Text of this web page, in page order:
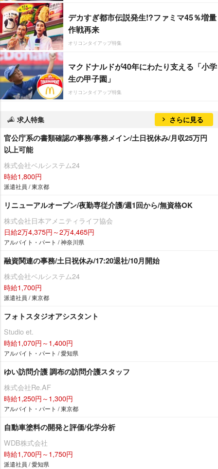
デカすぎ都市伝説発生!?ファミマ45％増量
作戦再来
オリコンタイアップ特集
マクドナルドが40年にわたり支える「小学
生の甲子園」
オリコンタイアップ特集
求人特集 さらに見る
官公庁系の書類確認の事務/事務メイン/土日祝休み/月収25万円
以上可能
株式会社ベルシステム24
時給1,800円
派遣社員 / 東京都
リニューアルオープン/夜勤専従介護/週1回から/無資格OK
株式会社日本アメニティライフ協会
日給2万4,375円～2万4,465円
アルバイト・パート / 神奈川県
融資関連の事務/土日祝休み/17:20退社/10月開始
株式会社ベルシステム24
時給1,700円
派遣社員 / 東京都
フォトスタジオアシスタント
Studio et.
時給1,070円～1,400円
アルバイト・パート / 愛知県
ゆい訪問介護 調布の訪問介護スタッフ
株式会社Re.AF
時給1,250円～1,300円
アルバイト・パート / 東京都
自動車塗料の開発と評価/化学分析
WDB株式会社
時給1,700円～1,750円
派遣社員 / 愛知県